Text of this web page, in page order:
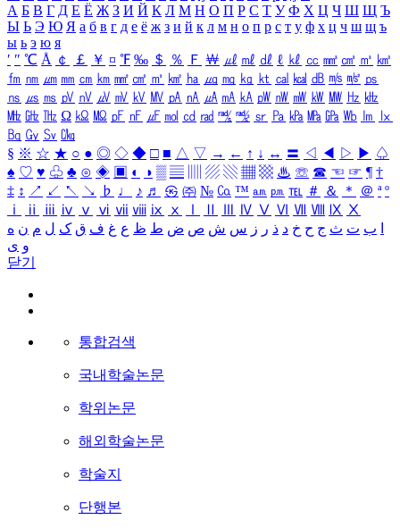
А Б В Г Д Е Ё Ж З И Й К Л М Н О П Р С Т У Ф Х Ц Ч Ш Щ Ъ
Ы Ь Э Ю Я а б в г д е ё ж з и й к л м н о п р с т у ф х ц ч ш щ ъ
ы ь э ю я
′ ″ ℃ Å ￠ ￡ ￥ ¤ ℉ ‰ ＄ ％ Ｆ ￦ ㎕ ㎖ ㎗ ℓ ㎘ ㏄ ㎣ ㎤ ㎥ ㎦
㎙ ㎚ ㎛ ㎜ ㎝ ㎞ ㎟ ㎠ ㎡ ㎢ ㏊ ㎍ ㎎ ㎏ ㏏ ㎈ ㎉ ㏈ ㎧ ㎨ ㎰
㎱ ㎲ ㎳ ㎴ ㎵ ㎶ ㎷ ㎸ ㎹ ㎀ ㎁ ㎂ ㎃ ㎄ ㎺ ㎻ ㎽ ㎾ ㎿ ㎐ ㎑
㎒ ㎓ ㎔ Ω ㏀ ㏁ ㎊ ㎋ ㎌ ㏖ ㏅ ㎭ ㎮ ㎯ ㏛ ㎩ ㎪ ㎫ ㎬ ㏝ ㏐
㏓
㏃ ㏉ ㏜ ㏆
§ ※ ☆ ★ ○ ● ◎ ◇ ◆ □ ■ △ ▽ → ← ↑ ↓ ↔ 〓 ◁ ◀ ▷ ▶ ♤
♠ ♡ ♥ ♧ ♣ ⊙ ◈ ▣ ◐ ◑ ▒ ▤ ▨ ▧ ▦ ▩ ♨ ☏ ☎ ☜ ☞ ¶ †
‡ ↕ ↗ ↙ ↖ ↘ ♭ ♩ ♪ ♬ ㉿ ㈜ № ㏇ ™ ㏂ ㏘ ℡ ＃ ＆ ＊ ＠ ª º
ⅰ
ⅱ ⅲ ⅳ ⅴ ⅵ ⅶ ⅷ ⅸ ⅹ Ⅳ Ⅴ Ⅵ Ⅶ Ⅷ Ⅸ Ⅹ
ب ت ث ج ح خ د ذ ر ز س ش ص ض ط ظ ع غ ف ق ک ل م ن ه
و ی
닫기
통합검색
국내학술논문
학위논문
해외학술논문
학술지
단행본